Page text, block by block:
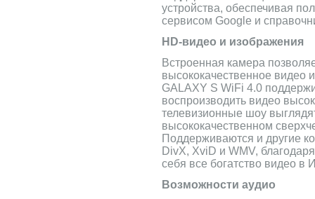
устройства, обеспечивая
сервисом Google и
HD-видео и изображения
Встроенная камера
высококачественное видео
GALAXY S WiFi 4.0
воспроизводить видео
телевизионные шоу
высококачественном
Поддерживаются и другие
DivX, XviD и WMV,
себя все богатство видео в
Возможности аудио